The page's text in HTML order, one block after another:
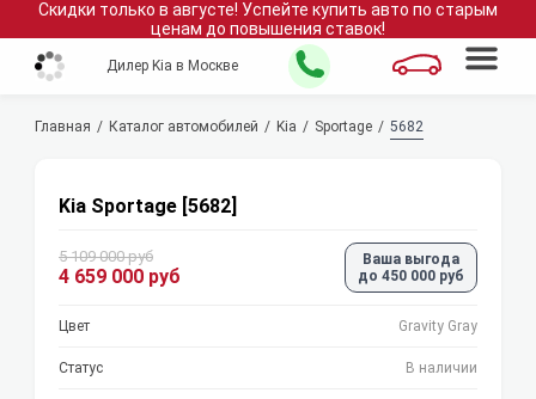
Скидки только в августе! Успейте купить авто по старым
ценам до повышения ставок!
Дилер Kia в Москве
Главная Каталог автомобилей Kia Sportage 5682
Kia Sportage [5682]
5 109 000 руб
4 659 000 руб
Ваша выгода
до 450 000 руб
Цвет Gravity Gray
Статус В наличии